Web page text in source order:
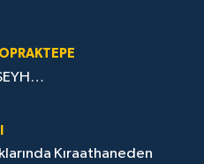
Kıraathaneden